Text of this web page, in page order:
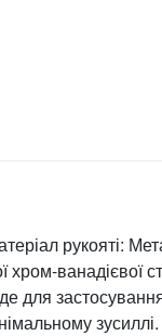
рукояті:
хром-ванадієвої
для
зусиллі.